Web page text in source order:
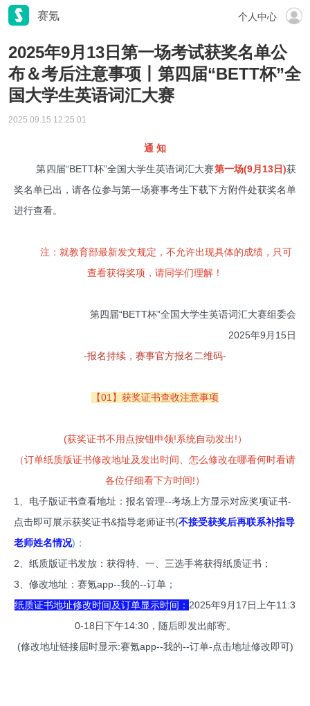
赛氪 个人中心
2025年9月13日第一场考试获奖名单公
布＆考后注意事项丨第四届“BETT杯”全
国大学生英语词汇大赛
2025.09.15 12:25:01
通 知
第四届“BETT杯”全国大学生英语词汇大赛第一场(9月13日)获
奖名单已出，请各位参与第一场赛事考生下载下方附件处获奖名单
进行查看。
注：就教育部最新发文规定，不允许出现具体的成绩，只可
查看获得奖项，请同学们理解！
第四届“BETT杯”全国大学生英语词汇大赛组委会
2025年9月15日
-报名持续，赛事官方报名二维码-
【01】获奖证书查收注意事项
(获奖证书不用点按钮申领!系统自动发出!）
（订单纸质版证书修改地址及发出时间、怎么修改在哪看何时看请
各位仔细看下方时间!）
1、电子版证书查看地址：报名管理--考场上方显示对应奖项证书-
点击即可展示获奖证书&指导老师证书(不接受获奖后再联系补指导
老师姓名情况)；
2、纸质版证书发放：获得特、一、三选手将获得纸质证书；
3、修改地址：赛氪app--我的--订单；
纸质证书地址修改时间及订单显示时间： 2025年9月17日上午11:3
0-18日下午14:30，随后即发出邮寄。
(修改地址链接届时显示:赛氪app--我的--订单-点击地址修改即可)